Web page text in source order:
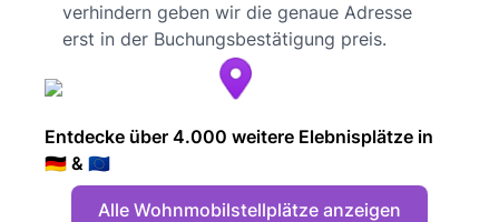
verhindern geben wir die genaue Adresse
erst in der Buchungsbestätigung preis.
Entdecke über 4.000 weitere Elebnisplätze in
🇩🇪 & 🇪🇺
Alle Wohnmobilstellplätze anzeigen